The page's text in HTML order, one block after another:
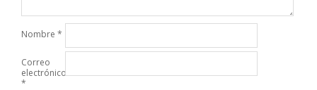
Nombre *
Correo
electrónico
*